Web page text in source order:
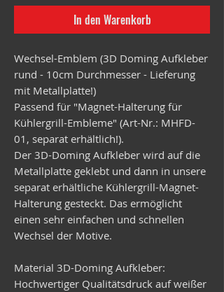
In den Warenkorb
Wechsel-Emblem (3D Doming Aufkleber
rund - 10cm Durchmesser - Lieferung
mit Metallplatte!)
Passend für "Magnet-Halterung für
Kühlergrill-Embleme" (Art-Nr.: MHFD-
01, separat erhältlich!).
Der 3D-Doming Aufkleber wird auf die
Metallplatte geklebt und dann in unsere
separat erhältliche Kühlergrill-Magnet-
Halterung gesteckt. Das ermöglicht
einen sehr einfachen und schnellen
Wechsel der Motive.
Material 3D-Doming Aufkleber:
Hochwertiger Qualitätsdruck auf weißer